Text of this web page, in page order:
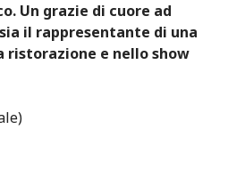
Un grazie di cuore ad
il rappresentante di una
ristorazione e nello show